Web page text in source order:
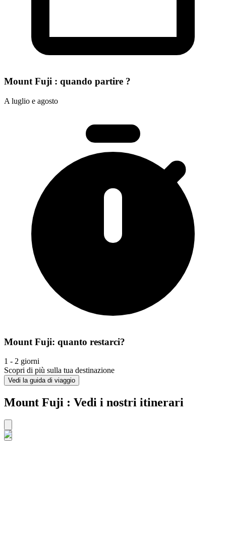
Mount Fuji : quando partire ?
A luglio e agosto
Mount Fuji: quanto restarci?
1 - 2 giorni
Scopri di più sulla tua destinazione
Vedi la guida di viaggio
Mount Fuji : Vedi i nostri itinerari